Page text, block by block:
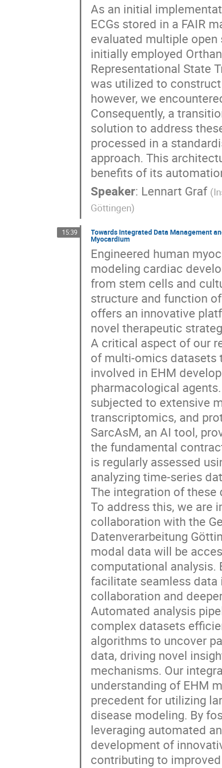
As an initial
ECGs stored in a FAIR
evaluated multiple open
initially employed
Representational State
was utilized to
however, we
Consequently, a
solution to address
processed in a
approach. This
benefits of its
Speaker: Lennart Graf (
Göttingen)
15:39 Towards Integrated Data Management
Myocardium
Engineered human
modeling cardiac
from stem cells and
structure and function
offers an innovative
novel therapeutic
A critical aspect of our
of multi-omics datasets
involved in EHM
pharmacological
subjected to extensive
transcriptomics, and
SarcAsM, an AI tool,
the fundamental
is regularly assessed
analyzing time-series
The integration of
To address this, we are
collaboration with the
Datenverarbeitung
modal data will be
computational analysis.
facilitate seamless data
collaboration and
Automated analysis
complex datasets
algorithms to uncover
data, driving novel
mechanisms. Our
understanding of EHM
precedent for utilizing
disease modeling. By
leveraging automated
development of
contributing to